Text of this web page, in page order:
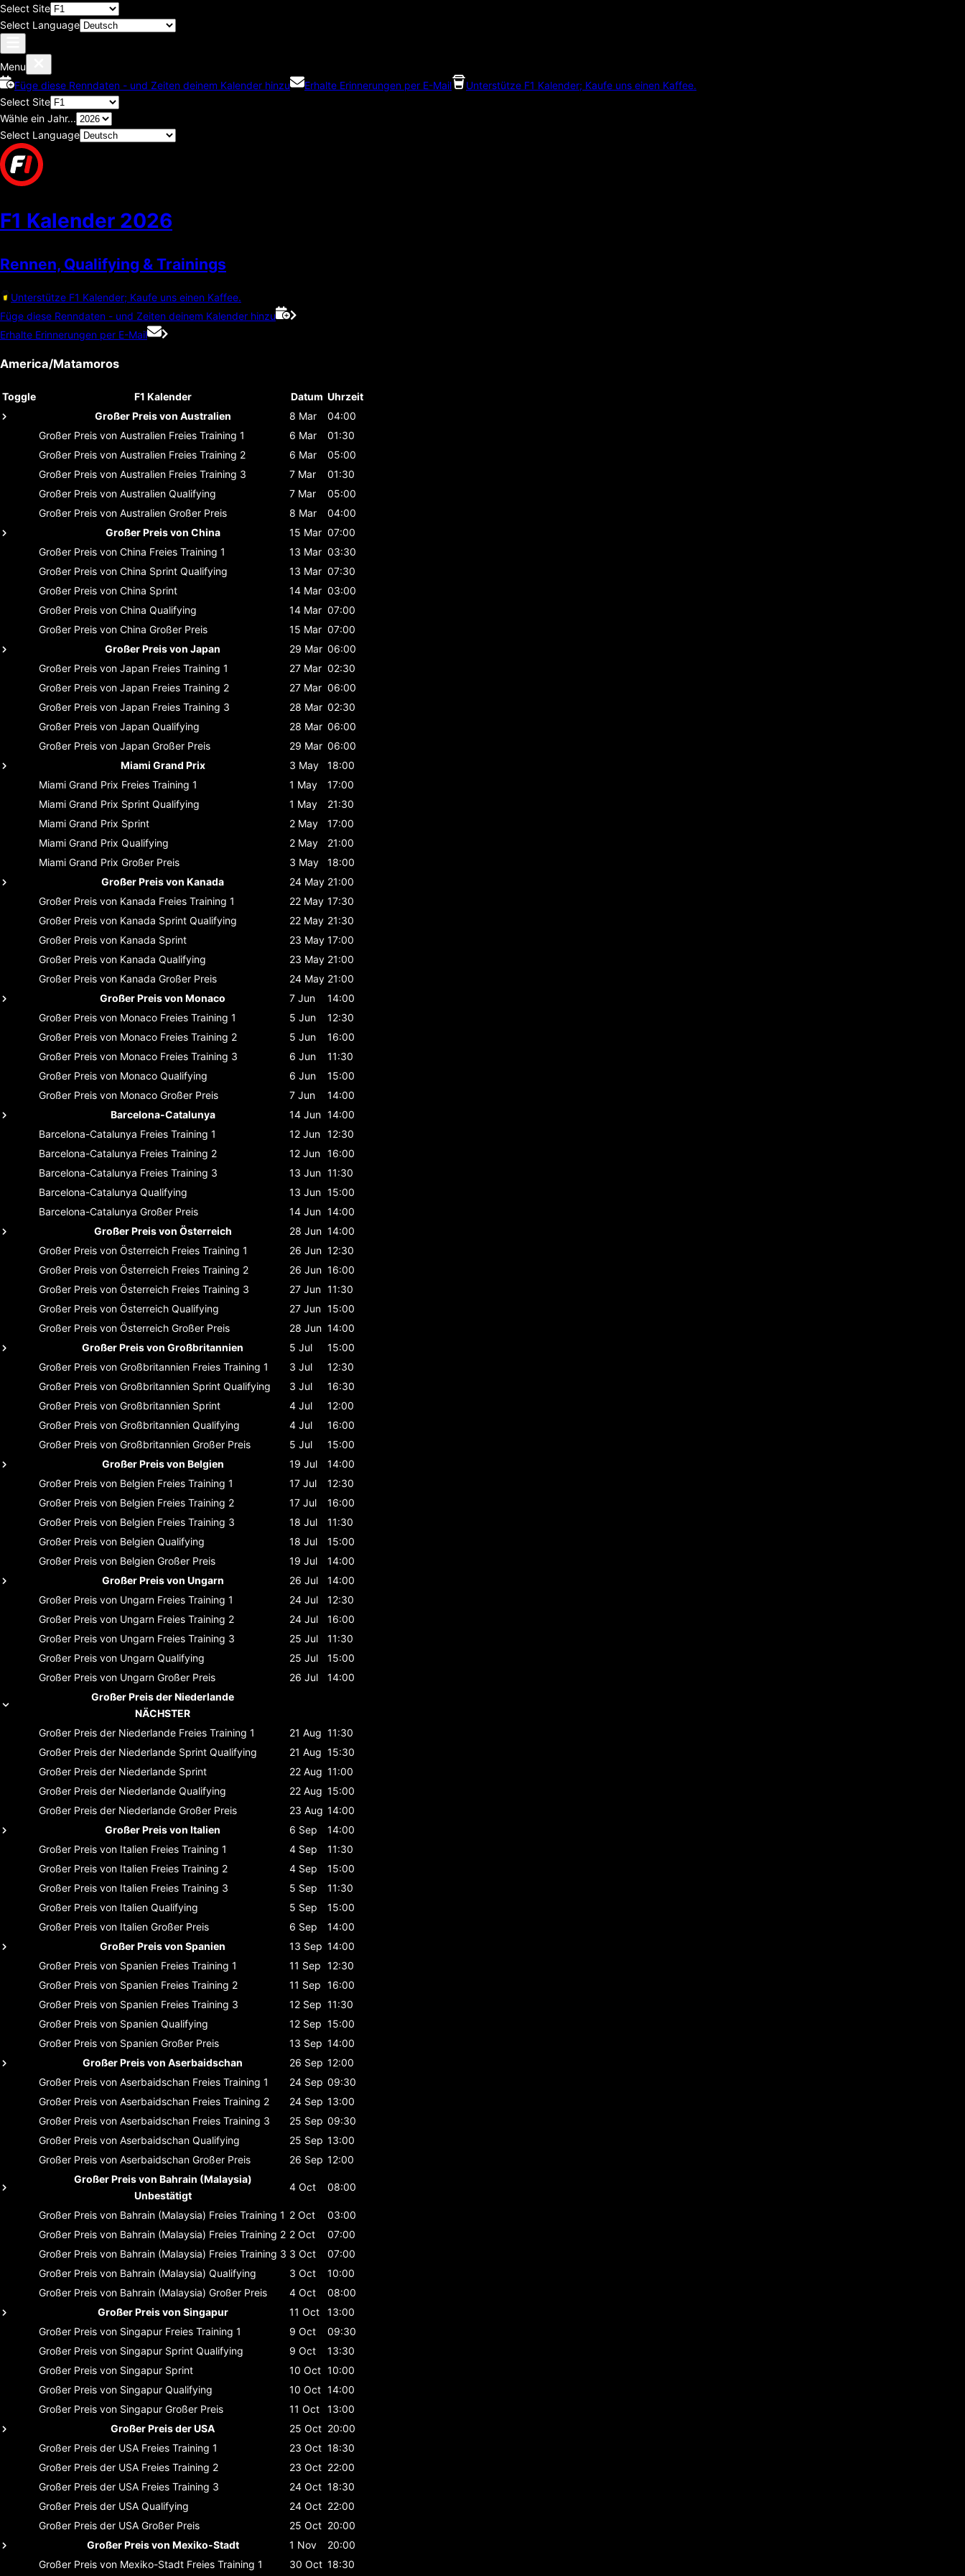
Select Site
Select Language
Menu
Füge diese Renndaten - und Zeiten deinem Kalender hinzu
Erhalte Erinnerungen per E-Mail
Unterstütze F1 Kalender; Kaufe uns einen Kaffee.
Select Site
Wähle ein Jahr...
Select Language
F1 Kalender 2026
Rennen, Qualifying & Trainings
Unterstütze F1 Kalender; Kaufe uns einen Kaffee.
Füge diese Renndaten - und Zeiten deinem Kalender hinzu
Erhalte Erinnerungen per E-Mail
America/Matamoros
Toggle F1 Kalender Datum Uhrzeit
Großer Preis von Australien
8 Mar
04:00
Großer Preis von Australien Freies Training 1 6 Mar
01:30
Großer Preis von Australien Freies Training 2 6 Mar
05:00
Großer Preis von Australien Freies Training 3 7 Mar
01:30
Großer Preis von Australien Qualifying 7 Mar
05:00
Großer Preis von Australien Großer Preis 8 Mar
04:00
Großer Preis von China
15 Mar 07:00
Großer Preis von China Freies Training 1 13 Mar 03:30
Großer Preis von China Sprint Qualifying 13 Mar 07:30
Großer Preis von China Sprint 14 Mar 03:00
Großer Preis von China Qualifying 14 Mar 07:00
Großer Preis von China Großer Preis 15 Mar 07:00
Großer Preis von Japan
29 Mar 06:00
Großer Preis von Japan Freies Training 1 27 Mar 02:30
Großer Preis von Japan Freies Training 2 27 Mar 06:00
Großer Preis von Japan Freies Training 3 28 Mar 02:30
Großer Preis von Japan Qualifying 28 Mar 06:00
Großer Preis von Japan Großer Preis 29 Mar 06:00
Miami Grand Prix
3 May
18:00
Miami Grand Prix Freies Training 1 1 May
17:00
Miami Grand Prix Sprint Qualifying 1 May
21:30
Miami Grand Prix Sprint 2 May
17:00
Miami Grand Prix Qualifying 2 May
21:00
Miami Grand Prix Großer Preis 3 May
18:00
Großer Preis von Kanada
24 May 21:00
Großer Preis von Kanada Freies Training 1 22 May 17:30
Großer Preis von Kanada Sprint Qualifying 22 May 21:30
Großer Preis von Kanada Sprint 23 May 17:00
Großer Preis von Kanada Qualifying 23 May 21:00
Großer Preis von Kanada Großer Preis 24 May 21:00
Großer Preis von Monaco
7 Jun
14:00
Großer Preis von Monaco Freies Training 1 5 Jun
12:30
Großer Preis von Monaco Freies Training 2 5 Jun
16:00
Großer Preis von Monaco Freies Training 3 6 Jun
11:30
Großer Preis von Monaco Qualifying 6 Jun
15:00
Großer Preis von Monaco Großer Preis 7 Jun
14:00
Barcelona-Catalunya
14 Jun 14:00
Barcelona-Catalunya Freies Training 1 12 Jun 12:30
Barcelona-Catalunya Freies Training 2 12 Jun 16:00
Barcelona-Catalunya Freies Training 3 13 Jun 11:30
Barcelona-Catalunya Qualifying 13 Jun 15:00
Barcelona-Catalunya Großer Preis 14 Jun 14:00
Großer Preis von Österreich
28 Jun 14:00
Großer Preis von Österreich Freies Training 1 26 Jun 12:30
Großer Preis von Österreich Freies Training 2 26 Jun 16:00
Großer Preis von Österreich Freies Training 3 27 Jun 11:30
Großer Preis von Österreich Qualifying 27 Jun 15:00
Großer Preis von Österreich Großer Preis 28 Jun 14:00
Großer Preis von Großbritannien
5 Jul
15:00
Großer Preis von Großbritannien Freies Training 1 3 Jul
12:30
Großer Preis von Großbritannien Sprint Qualifying 3 Jul
16:30
Großer Preis von Großbritannien Sprint 4 Jul
12:00
Großer Preis von Großbritannien Qualifying 4 Jul
16:00
Großer Preis von Großbritannien Großer Preis 5 Jul
15:00
Großer Preis von Belgien
19 Jul
14:00
Großer Preis von Belgien Freies Training 1 17 Jul
12:30
Großer Preis von Belgien Freies Training 2 17 Jul
16:00
Großer Preis von Belgien Freies Training 3 18 Jul
11:30
Großer Preis von Belgien Qualifying 18 Jul
15:00
Großer Preis von Belgien Großer Preis 19 Jul
14:00
Großer Preis von Ungarn
26 Jul
14:00
Großer Preis von Ungarn Freies Training 1 24 Jul
12:30
Großer Preis von Ungarn Freies Training 2 24 Jul
16:00
Großer Preis von Ungarn Freies Training 3 25 Jul
11:30
Großer Preis von Ungarn Qualifying 25 Jul
15:00
Großer Preis von Ungarn Großer Preis 26 Jul
14:00
Großer Preis der Niederlande
NÄCHSTER
Großer Preis der Niederlande Freies Training 1 21 Aug 11:30
Großer Preis der Niederlande Sprint Qualifying 21 Aug 15:30
Großer Preis der Niederlande Sprint 22 Aug 11:00
Großer Preis der Niederlande Qualifying 22 Aug 15:00
Großer Preis der Niederlande Großer Preis 23 Aug 14:00
Großer Preis von Italien
6 Sep
14:00
Großer Preis von Italien Freies Training 1 4 Sep
11:30
Großer Preis von Italien Freies Training 2 4 Sep
15:00
Großer Preis von Italien Freies Training 3 5 Sep
11:30
Großer Preis von Italien Qualifying 5 Sep
15:00
Großer Preis von Italien Großer Preis 6 Sep
14:00
Großer Preis von Spanien
13 Sep 14:00
Großer Preis von Spanien Freies Training 1 11 Sep 12:30
Großer Preis von Spanien Freies Training 2 11 Sep 16:00
Großer Preis von Spanien Freies Training 3 12 Sep 11:30
Großer Preis von Spanien Qualifying 12 Sep 15:00
Großer Preis von Spanien Großer Preis 13 Sep 14:00
Großer Preis von Aserbaidschan
26 Sep 12:00
Großer Preis von Aserbaidschan Freies Training 1 24 Sep 09:30
Großer Preis von Aserbaidschan Freies Training 2 24 Sep 13:00
Großer Preis von Aserbaidschan Freies Training 3 25 Sep 09:30
Großer Preis von Aserbaidschan Qualifying 25 Sep 13:00
Großer Preis von Aserbaidschan Großer Preis 26 Sep 12:00
Großer Preis von Bahrain (Malaysia)
Unbestätigt
4 Oct 08:00
Großer Preis von Bahrain (Malaysia) Freies Training 1 2 Oct
03:00
Großer Preis von Bahrain (Malaysia) Freies Training 2 2 Oct
07:00
Großer Preis von Bahrain (Malaysia) Freies Training 3 3 Oct
07:00
Großer Preis von Bahrain (Malaysia) Qualifying 3 Oct
10:00
Großer Preis von Bahrain (Malaysia) Großer Preis 4 Oct
08:00
Großer Preis von Singapur
11 Oct
13:00
Großer Preis von Singapur Freies Training 1 9 Oct
09:30
Großer Preis von Singapur Sprint Qualifying 9 Oct
13:30
Großer Preis von Singapur Sprint 10 Oct 10:00
Großer Preis von Singapur Qualifying 10 Oct 14:00
Großer Preis von Singapur Großer Preis 11 Oct
13:00
Großer Preis der USA
25 Oct 20:00
Großer Preis der USA Freies Training 1 23 Oct 18:30
Großer Preis der USA Freies Training 2 23 Oct 22:00
Großer Preis der USA Freies Training 3 24 Oct 18:30
Großer Preis der USA Qualifying 24 Oct 22:00
Großer Preis der USA Großer Preis 25 Oct 20:00
Großer Preis von Mexiko-Stadt
1 Nov
20:00
Großer Preis von Mexiko-Stadt Freies Training 1 30 Oct 18:30